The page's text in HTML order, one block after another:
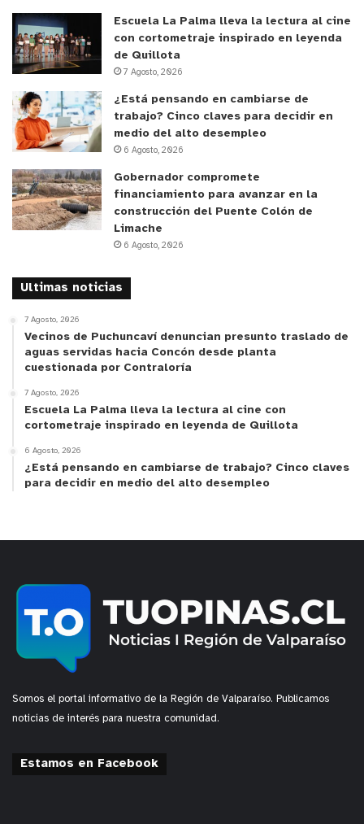
y tú, ¿qué opinas?
Escuela La Palma lleva la lectura al cine
con cortometraje inspirado en leyenda
de Quillota
7 Agosto, 2026
¿Está pensando en cambiarse de
trabajo? Cinco claves para decidir en
medio del alto desempleo
6 Agosto, 2026
Gobernador compromete
financiamiento para avanzar en la
construcción del Puente Colón de
Limache
6 Agosto, 2026
Ultimas noticias
7 Agosto, 2026
Vecinos de Puchuncaví denuncian presunto traslado de
aguas servidas hacia Concón desde planta
cuestionada por Contraloría
7 Agosto, 2026
Escuela La Palma lleva la lectura al cine con
cortometraje inspirado en leyenda de Quillota
6 Agosto, 2026
¿Está pensando en cambiarse de trabajo? Cinco claves
para decidir en medio del alto desempleo
Somos el portal informativo de la Región de Valparaíso. Publicamos
noticias de interés para nuestra comunidad.
Estamos en Facebook